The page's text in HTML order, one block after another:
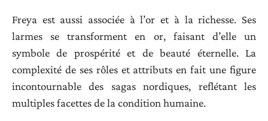
Freya est aussi associée à l’or et à la richesse. Ses
larmes se transforment en or, faisant d’elle un
symbole de prospérité et de beauté éternelle. La
complexité de ses rôles et attributs en fait une figure
incontournable des sagas nordiques, reflétant les
multiples facettes de la condition humaine.